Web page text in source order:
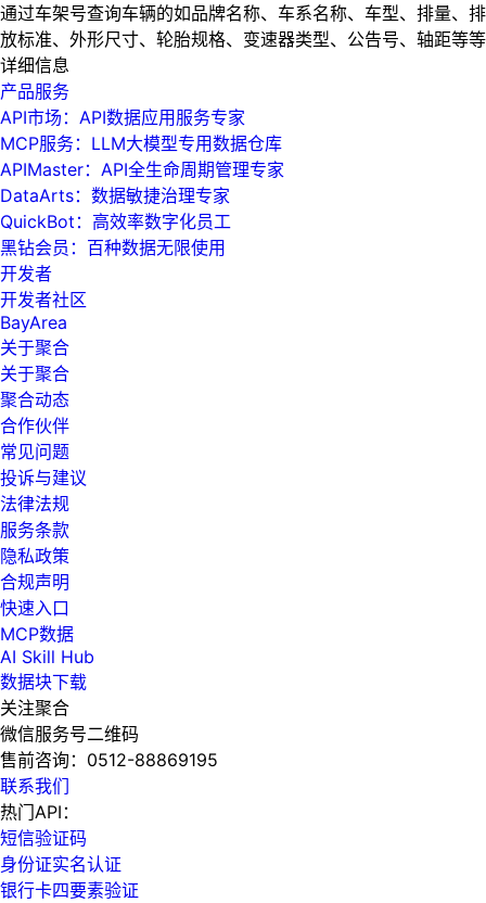
通过车架号查询车辆的如品牌名称、车系名称、车型、排量、排
放标准、外形尺寸、轮胎规格、变速器类型、公告号、轴距等等
详细信息
产品服务
API市场：API数据应用服务专家
MCP服务：LLM大模型专用数据仓库
APIMaster：API全生命周期管理专家
DataArts：数据敏捷治理专家
QuickBot：高效率数字化员工
黑钻会员：百种数据无限使用
开发者
开发者社区
BayArea
关于聚合
关于聚合
聚合动态
合作伙伴
常见问题
投诉与建议
法律法规
服务条款
隐私政策
合规声明
快速入口
MCP数据
AI Skill Hub
数据块下载
关注聚合
微信服务号二维码
售前咨询： 0512-88869195
联系我们
热门API：
短信验证码
身份证实名认证
银行卡四要素验证